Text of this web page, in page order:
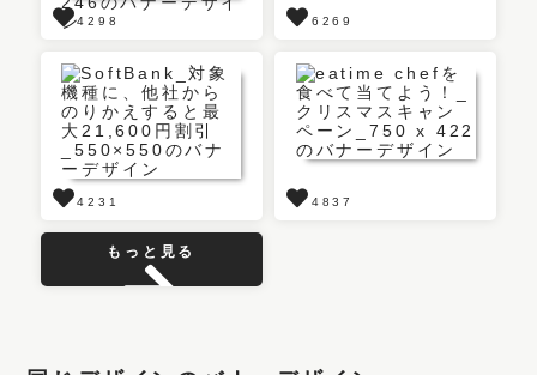
4298 6269
4231 4837
もっと見る